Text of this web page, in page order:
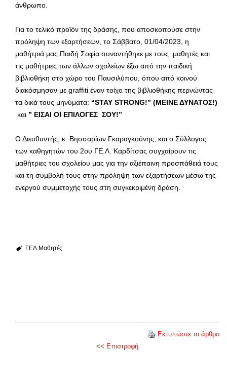
άνθρωπο.
Για το τελικό προϊόν της δράσης, που αποσκοπούσε στην
πρόληψη των εξαρτήσεων, το Σάββατο, 01/04/2023, η
μαθήτριά μας Παιδή Σοφία συναντήθηκε με τους μαθητές και
τις μαθήτριες των άλλων σχολείων έξω από την παιδική
βιβλιοθήκη στο χώρο του Παυσιλύπου, όπου από κοινού
διακόσμησαν με graffiti έναν τοίχο της βιβλιοθήκης περνώντας
τα δικά τους μηνύματα: “STAY STRONG!” (ΜΕΙΝΕ ΔΥΝΑΤΟΣ!)
και ” ΕΙΣΑΙ ΟΙ ΕΠΙΛΟΓΕΣ ΣΟΥ!”
Ο Διευθυντής, κ. Βησσαρίων Γκαραγκούνης, και ο Σύλλογος
των καθηγητών του 2ου ΓΕ.Λ. Καρδίτσας συγχαίρουν τις
μαθήτριες του σχολείου μας για την αξιέπαινη προσπάθειά τους
και τη συμβολή τους στην πρόληψη των εξαρτήσεων μέσω της
ενεργού συμμετοχής τους στη συγκεκριμένη δράση.
ΓΕΛ Μαθητές
Εκτυπώστε το άρθρο
<< Επιστροφή